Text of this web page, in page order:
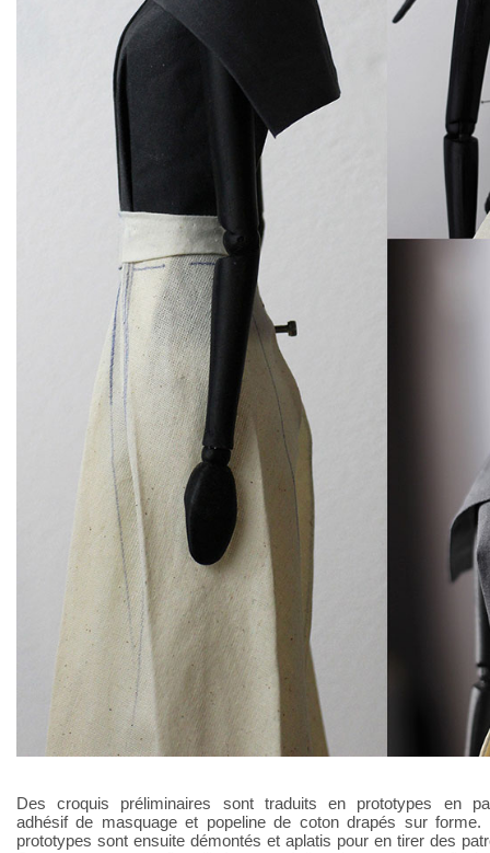
Des croquis préliminaires sont traduits en prototypes en
adhésif de masquage et popeline de coton drapés sur forme.
prototypes sont ensuite démontés et aplatis pour en tirer des